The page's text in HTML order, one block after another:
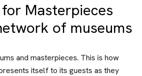
Masterpieces
of museums
and masterpieces. This is how
itself to its guests as they